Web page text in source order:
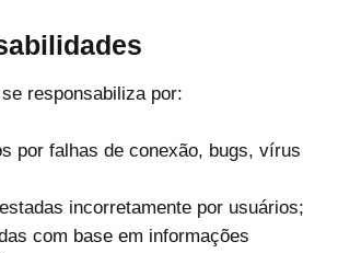
responsabiliza por:
por falhas de conexão, bugs, vírus
incorretamente por usuários;
com base em informações